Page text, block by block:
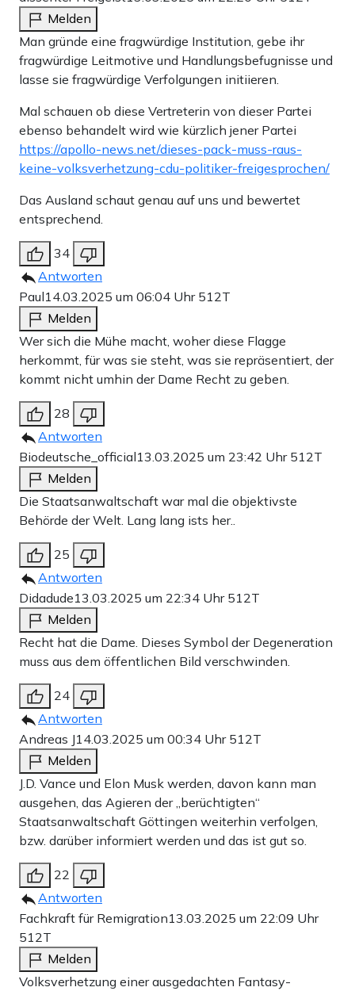
Melden
Man gründe eine fragwürdige Institution, gebe ihr
fragwürdige Leitmotive und Handlungsbefugnisse und
lasse sie fragwürdige Verfolgungen initiieren.
Mal schauen ob diese Vertreterin von dieser Partei
ebenso behandelt wird wie kürzlich jener Partei
https://apollo-news.net/dieses-pack-muss-raus-
keine-volksverhetzung-cdu-politiker-freigesprochen/
Das Ausland schaut genau auf uns und bewertet
entsprechend.
34
Antworten
Paul14.03.2025 um 06:04 Uhr 512T
Melden
Wer sich die Mühe macht, woher diese Flagge
herkommt, für was sie steht, was sie repräsentiert, der
kommt nicht umhin der Dame Recht zu geben.
28
Antworten
Biodeutsche_official13.03.2025 um 23:42 Uhr 512T
Melden
Die Staatsanwaltschaft war mal die objektivste
Behörde der Welt. Lang lang ists her..
25
Antworten
Didadude13.03.2025 um 22:34 Uhr 512T
Melden
Recht hat die Dame. Dieses Symbol der Degeneration
muss aus dem öffentlichen Bild verschwinden.
24
Antworten
Andreas J14.03.2025 um 00:34 Uhr 512T
Melden
J.D. Vance und Elon Musk werden, davon kann man
ausgehen, das Agieren der „berüchtigten“
Staatsanwaltschaft Göttingen weiterhin verfolgen,
bzw. darüber informiert werden und das ist gut so.
22
Antworten
Fachkraft für Remigration13.03.2025 um 22:09 Uhr
512T
Melden
Volksverhetzung einer ausgedachten Fantasy-